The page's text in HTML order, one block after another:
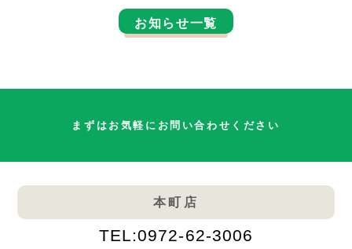
お知らせ一覧
まずはお気軽にお問い合わせください
本町店
TEL:0972-62-3006